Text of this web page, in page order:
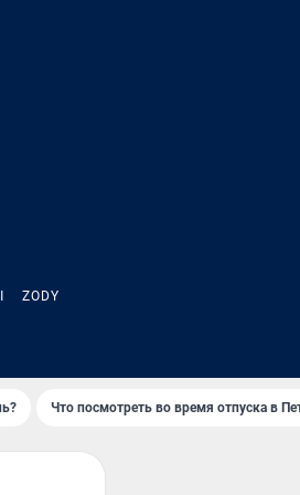
ZODY
Что посмотреть во время отпуска в